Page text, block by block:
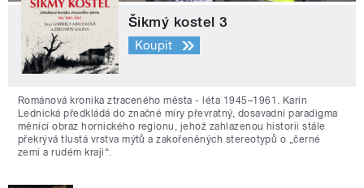
Šikmý kostel 3
Koupit
Románová kronika ztraceného města - léta 1945–1961. Karin
Lednická předkládá do značné míry převratný, dosavadní paradigma
měnící obraz hornického regionu, jehož zahlazenou historii stále
překrývá tlustá vrstva mýtů a zakořeněných stereotypů o „černé
zemi a rudém kraji“.